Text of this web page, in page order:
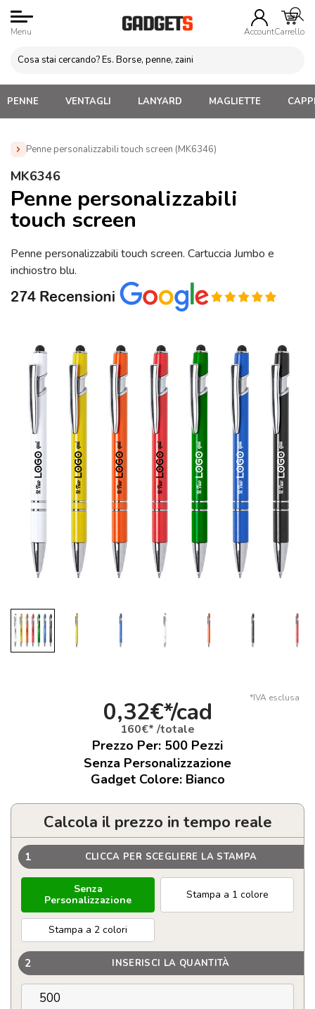
Menu AccountCarrello
PENNE VENTAGLI LANYARD MAGLIETTE
Penne personalizzabili touch screen (MK6346)
Home »
personalizzabili touch screen (MK6346)
MK6346
Penne personalizzabili
touch screen
Penne personalizzabili touch screen. Cartuccia Jumbo e
inchiostro blu.
*IVA esclusa
0,32€*/cad
160€* /totale
Prezzo Per: 500 Pezzi
Senza Personalizzazione
Gadget Colore: Bianco
Calcola il prezzo in tempo reale
1 CLICCA PER SCEGLIERE LA STAMPA
Senza
Personalizzazione
Stampa a 1 colore
Stampa a 2 colori
2 INSERISCI LA QUANTITÀ